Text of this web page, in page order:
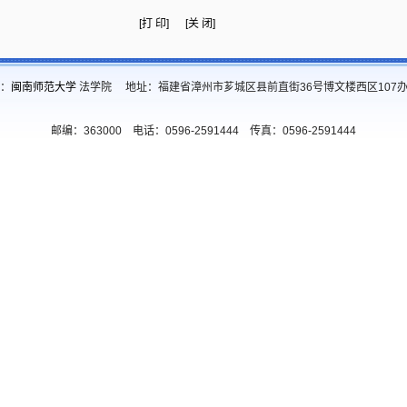
[打 印] [关 闭]
闽南师范大学法学院 地址：福建省漳州市芗城区县前直街36号博文楼西区107
邮编：363000 电话：0596-2591444 传真：0596-2591444